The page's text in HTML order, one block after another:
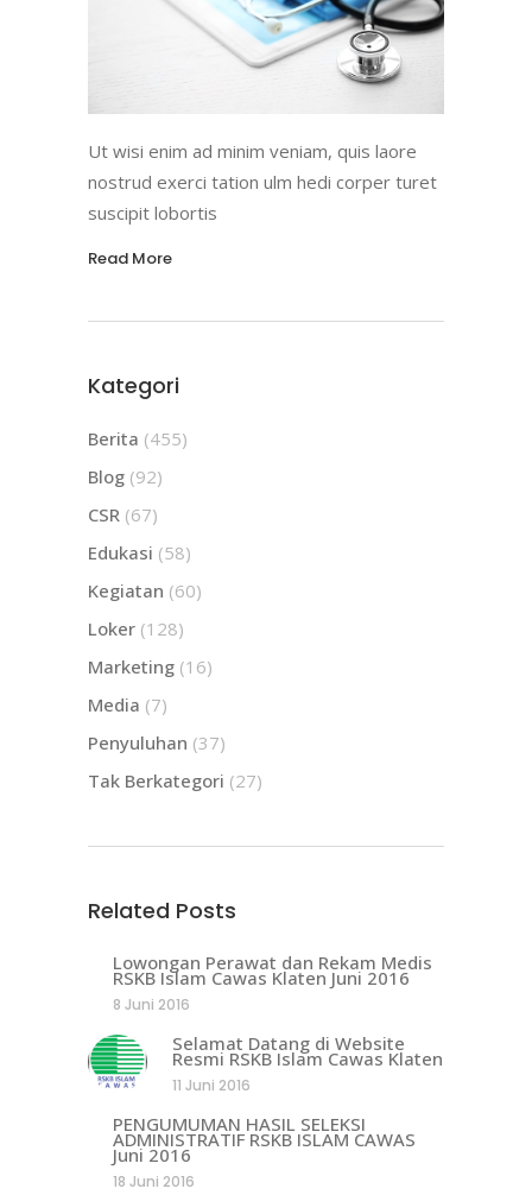
Ut wisi enim ad minim veniam, quis laore
nostrud exerci tation ulm hedi corper turet
suscipit lobortis
Read More
Kategori
Berita (455)
Blog (92)
CSR (67)
Edukasi (58)
Kegiatan (60)
Loker (128)
Marketing (16)
Media (7)
Penyuluhan (37)
Tak Berkategori (27)
Related Posts
Lowongan Perawat dan Rekam Medis
RSKB Islam Cawas Klaten Juni 2016
8 Juni 2016
Selamat Datang di Website
Resmi RSKB Islam Cawas Klaten
11 Juni 2016
PENGUMUMAN HASIL SELEKSI
ADMINISTRATIF RSKB ISLAM CAWAS
Juni 2016
18 Juni 2016